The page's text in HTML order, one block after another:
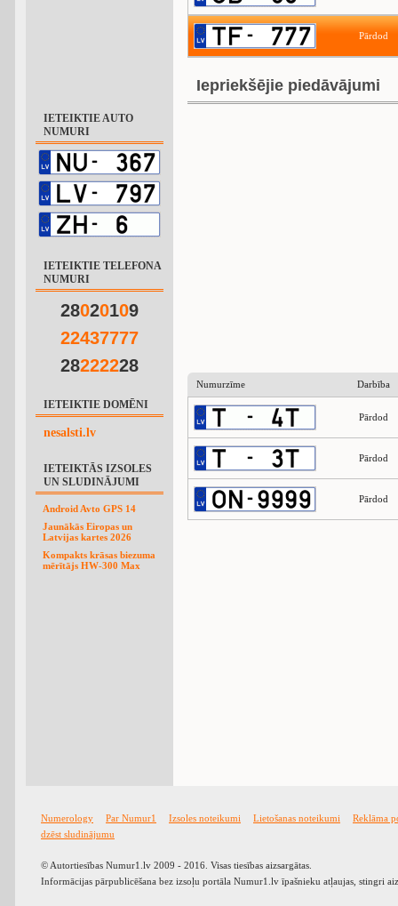
IETEIKTIE AUTO
NUMURI
IETEIKTIE TELEFONA
NUMURI
28020109
22437777
28222228
IETEIKTIE DOMĒNI
nesalsti.lv
IETEIKTĀS IZSOLES
UN SLUDINĀJUMI
Android Avto GPS 14
Jaunākās Eiropas un
Latvijas kartes 2026
Kompakts krāsas biezuma
mērītājs HW-300 Max
Pārdod
Iepriekšējie piedāvājumi
Numurzīme Darbība
Pārdod
Pārdod
Pārdod
Numerology Par Numur1 Izsoles noteikumi Lietošanas noteikumi
Reklāma
dzēst sludinājumu
© Autortiesības Numur1.lv 2009 - 2016. Visas tiesības aizsargātas.
Informācijas pārpublicēšana bez izsoļu portāla Numur1.lv īpašnieku atļaujas, stingri